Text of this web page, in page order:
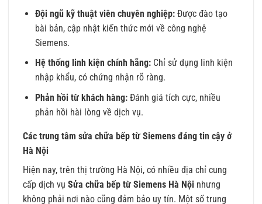
Đội ngũ kỹ thuật viên chuyên nghiệp:Được đào tạo
bài bản, cập nhật kiến thức mới về công nghệ
Siemens.
Hệ thống linh kiện chính hãng:Chỉ sử dụng linh kiện
nhập khẩu, có chứng nhận rõ ràng.
Phản hồi từ khách hàng:Đánh giá tích cực, nhiều
phản hồi hài lòng về dịch vụ.
Các trung tâm sửa chữa bếp từ Siemens đáng tin cậy ở
Hà Nội
Hiện nay, trên thị trường Hà Nội, có nhiều địa chỉ cung
cấp dịch vụ Sửa chữa bếp từ Siemens Hà Nội nhưng
không phải nơi nào cũng đảm bảo uy tín. Một số trung